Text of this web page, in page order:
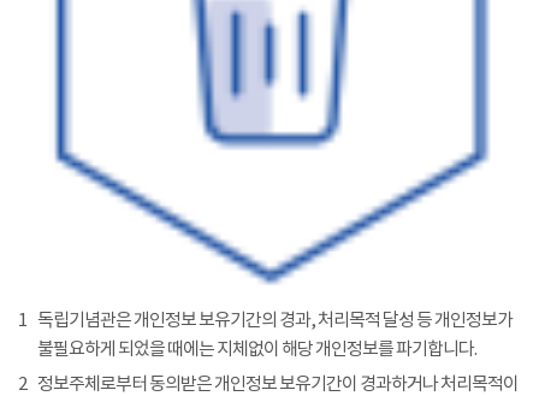
1 독립기념관은 개인정보 보유기간의 경과, 처리목적 달성 등 개인정보가
불필요하게 되었을 때에는 지체없이 해당 개인정보를 파기합니다.
2 정보주체로부터 동의받은 개인정보 보유기간이 경과하거나 처리목적이